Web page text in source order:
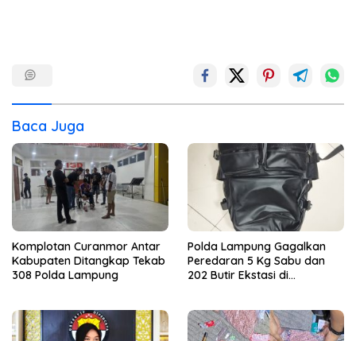
Baca Juga
Komplotan Curanmor Antar
Kabupaten Ditangkap Tekab
308 Polda Lampung
Polda Lampung Gagalkan
Peredaran 5 Kg Sabu dan
202 Butir Ekstasi di